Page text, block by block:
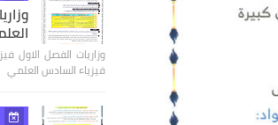
وزاريات الفصل الاول
فيزياء السادس العلمي